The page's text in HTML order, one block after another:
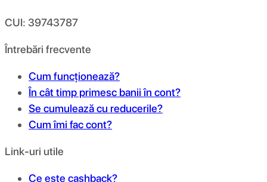
CUI: 39743787
Întrebări frecvente
Cum funcționează?
În cât timp primesc banii în cont?
Se cumulează cu reducerile?
Cum îmi fac cont?
Link-uri utile
Ce este cashback?